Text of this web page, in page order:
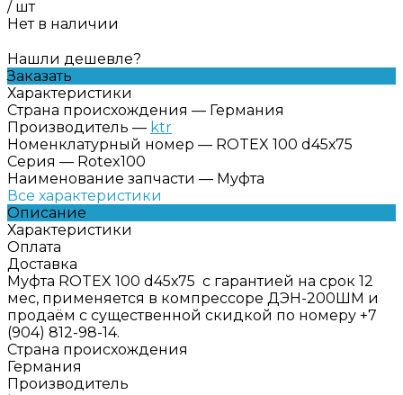
/ шт
Нет в наличии
Нашли дешевле?
Заказать
Характеристики
Страна происхождения — Германия
Производитель — ktr
Номенклатурный номер — ROTEX 100 d45х75
Серия — Rotex100
Наименование запчасти — Муфта
Все характеристики
Описание
Характеристики
Оплата
Доставка
Муфта ROTEX 100 d45х75 с гарантией на срок 12
мес, применяется в компрессоре ДЭН-200ШМ и
продаём с существенной скидкой по номеру +7
(904) 812-98-14.
Страна происхождения
Германия
Производитель